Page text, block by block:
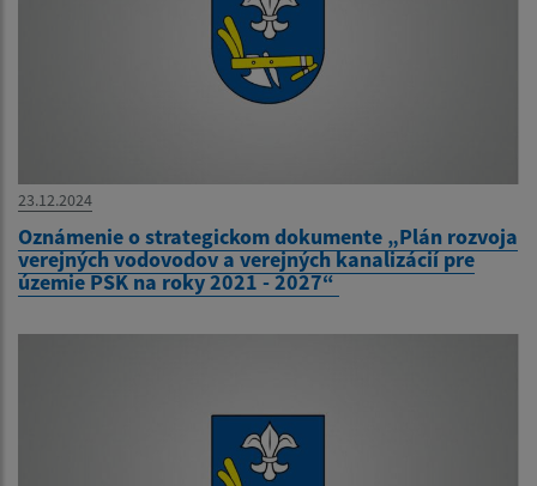
23.12.2024
Oznámenie o strategickom dokumente „Plán rozvoja
verejných vodovodov a verejných kanalizácií pre
územie PSK na roky 2021 - 2027“